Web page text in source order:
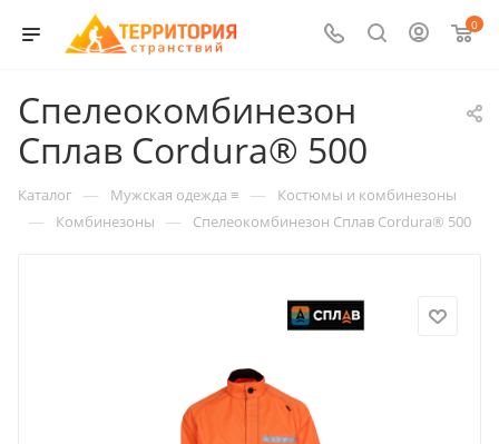
0
Спелеокомбинезон
Сплав Cordura® 500
Каталог — Мужская одежда ≡ — Костюмы и комбинезоны
— Комбинезоны — Спелеокомбинезон Сплав Cordura® 500